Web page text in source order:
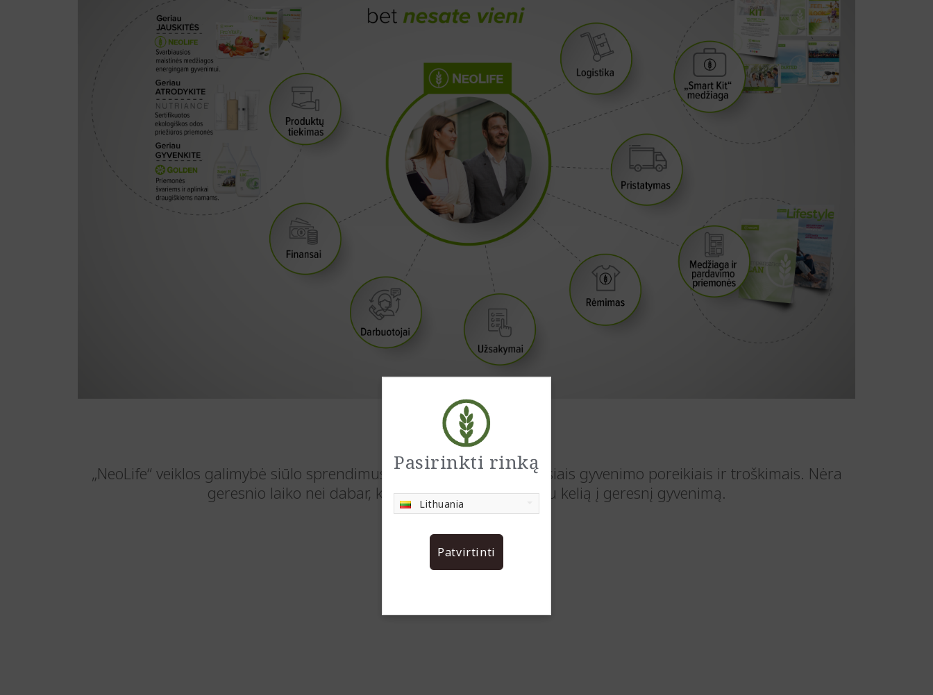
Pasirinkti rinką
Lithuania
Patvirtinti
„NeoLife“ veiklos galimybė siūlo sprendimus, susijusius su aktualiausiais gyvenimo poreikiais ir troškimais. Nėra
geresnio laiko nei dabar, kad galėtumėte atverti sau kelią į geresnį gyvenimą.